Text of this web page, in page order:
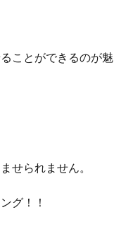
ことができるのが魅
せられません。
グ！！